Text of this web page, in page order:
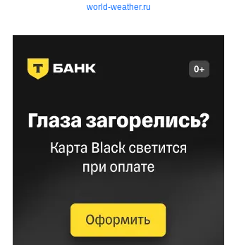
world-weather.ru